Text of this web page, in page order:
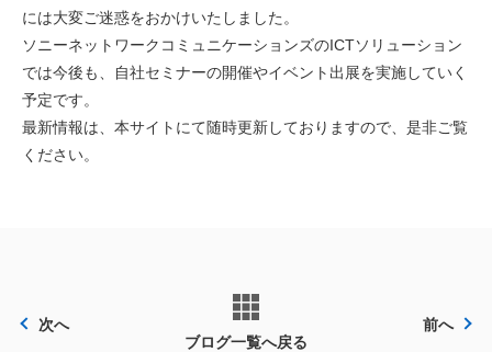
には大変ご迷惑をおかけいたしました。
ソニーネットワークコミュニケーションズのICTソリューション
では今後も、自社セミナーの開催やイベント出展を実施していく
予定です。
最新情報は、本サイトにて随時更新しておりますので、是非ご覧
ください。
次へ
ブログ一覧へ戻る
前へ